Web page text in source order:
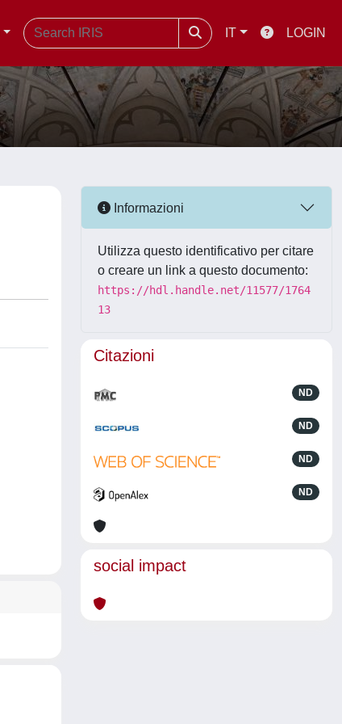
IT LOGIN
Informazioni
Utilizza questo identificativo per citare
o creare un link a questo documento:
https://hdl.handle.net/11577/1764
13
Citazioni
ND
ND
ND
ND
social impact